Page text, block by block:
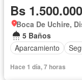
Bs 1.500.000
Boca De Uchire,
5 Baños
Aparcamiento
Hace 1 día, 7 horas